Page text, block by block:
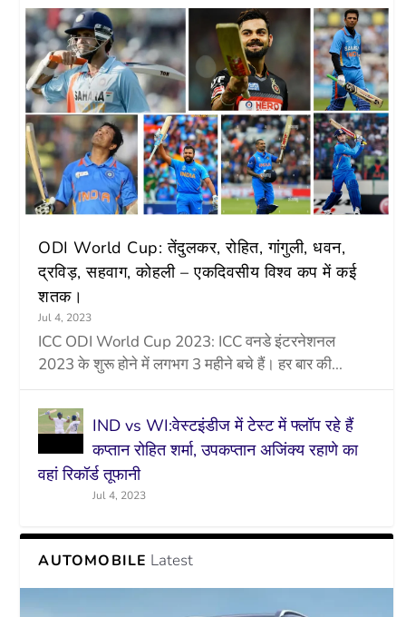
ODI World Cup: तेंदुलकर, रोहित, गांगुली, धवन,
द्रविड़, सहवाग, कोहली – एकदिवसीय विश्व कप में कई
शतक।
Jul 4, 2023
ICC ODI World Cup 2023: ICC वनडे इंटरनेशनल
2023 के शुरू होने में लगभग 3 महीने बचे हैं। हर बार की...
IND vs WI:वेस्टइंडीज में टेस्ट में फ्लॉप रहे हैं
कप्तान रोहित शर्मा, उपकप्तान अजिंक्य रहाणे का
वहां रिकॉर्ड तूफानी
Jul 4, 2023
AUTOMOBILE Latest